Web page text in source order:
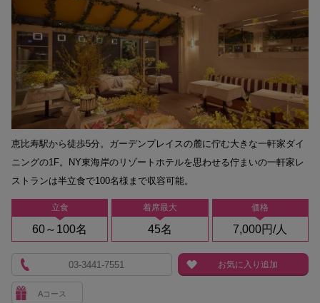
立食
60～100名
着席最大
45名
価格
7,000円/人
恵比寿駅から徒歩5分。ガーデンプレイスの麓に佇む大きな一軒家ダイ
ニングの1F。NY東海岸のリゾートホテルを思わせる佇まいの一軒家レ
ストランは半立食で100名様まで収容可能。
Aコース
03-3441-7551 お気に入り追加